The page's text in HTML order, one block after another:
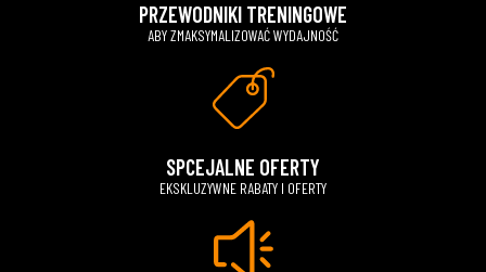
PRZEWODNIKI TRENINGOWE
ABY ZMAKSYMALIZOWAĆ WYDAJNOŚĆ
SPCEJALNE OFERTY
EKSKLUZYWNE RABATY I OFERTY